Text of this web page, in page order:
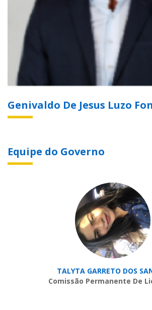
Genivaldo De Jesus Luzo
Equipe do Governo
TALYTA GARRETO DOS
Comissão Permanente De